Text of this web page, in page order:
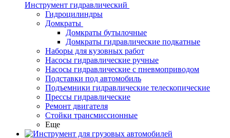
Инструмент гидравлический
Гидроцилиндры
Домкраты
Домкраты бутылочные
Домкраты гидравлические подкатные
Наборы для кузовных работ
Насосы гидравлические ручные
Насосы гидравлические с пневмоприводом
Подставки под автомобиль
Подъемники гидравлические телескопические
Прессы гидравлические
Ремонт двигателя
Стойки трансмиссионные
Еще